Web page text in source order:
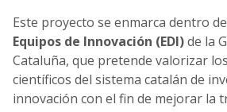
Este proyecto se enmarca dentro
Equipos de Innovación (EDI)de la
Cataluña, que pretende valorizar
científicos del sistema catalán de
innovación con el fin de mejorar la